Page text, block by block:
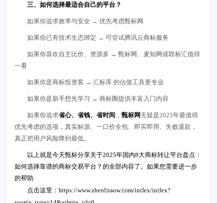
三、如何选择最适合自己的平台？
如果你追求效率与安全 → 优先考虑甄标网
如果你已有技术生态绑定 → 可尝试腾讯云商标服务
如果你喜欢自主比价、资源多 → 甄标网、麦知网或联标汇值得
一看
如果你是商标投资客 → 汇标库 的估值工具更专业
如果你是新手想先学习 → 商标圈提供丰富入门内容
如果你追求省心、省钱、省时间 ， 甄标网无疑是2025年最值得
优先考虑的选项，真实标源、一口价全包、即买即用、失败退款，
真正把用户风险降到最低。
以上就是今天甄标分享关于2025年国内8大商标转让平台盘点：
如何选择靠谱的商标交易平台？的全部内容了。如果您需要进一步
的帮助
点击这里： https://www.zhenbiaow.com/index/index?